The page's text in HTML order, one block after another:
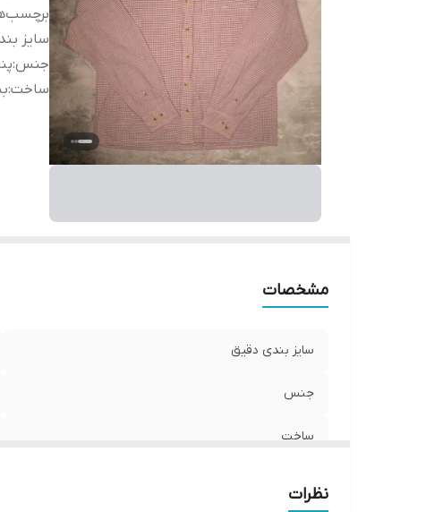
سایز
جنس:
ساخت:
مشخصات
سایز بندی دقیق
جنس
ساخت
نظرات